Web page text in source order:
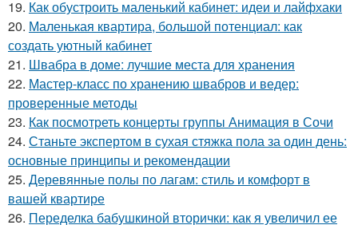
19. Как обустроить маленький кабинет: идеи и лайфхаки
20. Маленькая квартира, большой потенциал: как
создать уютный кабинет
21. Швабра в доме: лучшие места для хранения
22. Мастер-класс по хранению швабров и ведер:
проверенные методы
23. Как посмотреть концерты группы Анимация в Сочи
24. Станьте экспертом в сухая стяжка пола за один день:
основные принципы и рекомендации
25. Деревянные полы по лагам: стиль и комфорт в
вашей квартире
26. Переделка бабушкиной вторички: как я увеличил ее